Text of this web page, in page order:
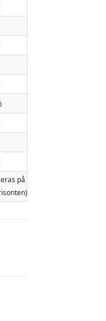
på den gregorianska
Två månuppgångar